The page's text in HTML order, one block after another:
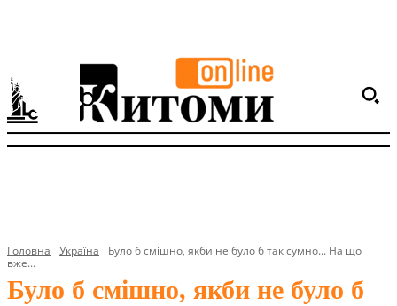
Головна Україна
Було б смішно, якби не було б так сумно... На що
вже...
Було б смішно, якби не було б